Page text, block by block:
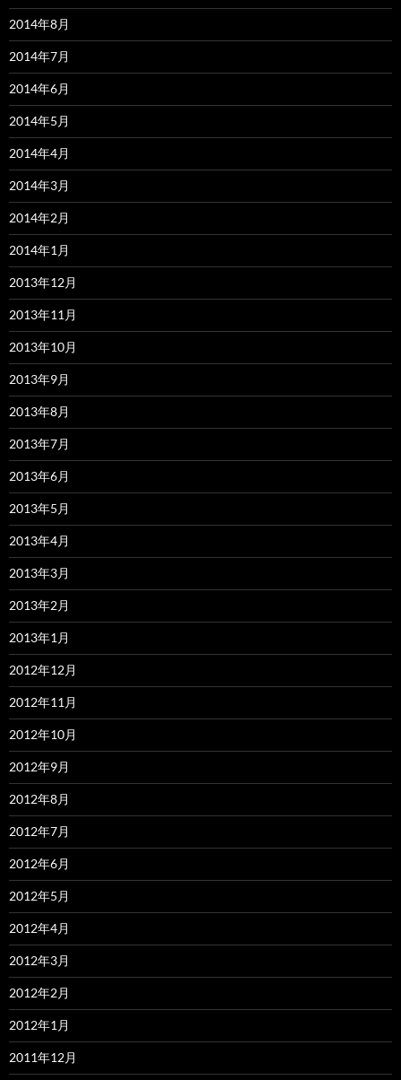
2014年8月
2014年7月
2014年6月
2014年5月
2014年4月
2014年3月
2014年2月
2014年1月
2013年12月
2013年11月
2013年10月
2013年9月
2013年8月
2013年7月
2013年6月
2013年5月
2013年4月
2013年3月
2013年2月
2013年1月
2012年12月
2012年11月
2012年10月
2012年9月
2012年8月
2012年7月
2012年6月
2012年5月
2012年4月
2012年3月
2012年2月
2012年1月
2011年12月